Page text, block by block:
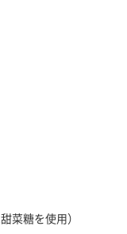
菜糖を使用）